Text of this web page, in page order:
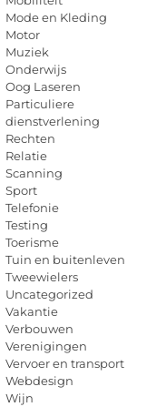
Mode en Kleding
Motor
Muziek
Onderwijs
Oog Laseren
Particuliere
dienstverlening
Rechten
Relatie
Scanning
Sport
Telefonie
Testing
Toerisme
Tuin en buitenleven
Tweewielers
Uncategorized
Vakantie
Verbouwen
Verenigingen
Vervoer en transport
Webdesign
Wijn